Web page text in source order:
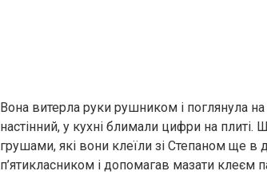
Вона витерла руки рушником і поглянула
настінний, у кухні блимали цифри на плиті.
грушами, які вони клеїли зі Степаном ще в
п’ятикласником і допомагав мазати клеєм